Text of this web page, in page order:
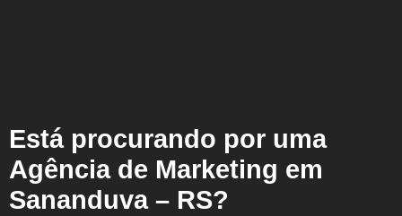
Está procurando por uma
Agência de Marketing em
Sananduva – RS?